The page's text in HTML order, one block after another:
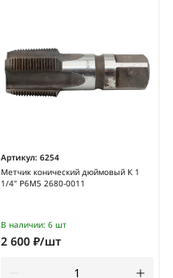
Артикул: 6254
Метчик конический дюймовый К 1
1/4" Р6М5 2680-0011
В наличии: 6 шт
2 600 ₽/шт